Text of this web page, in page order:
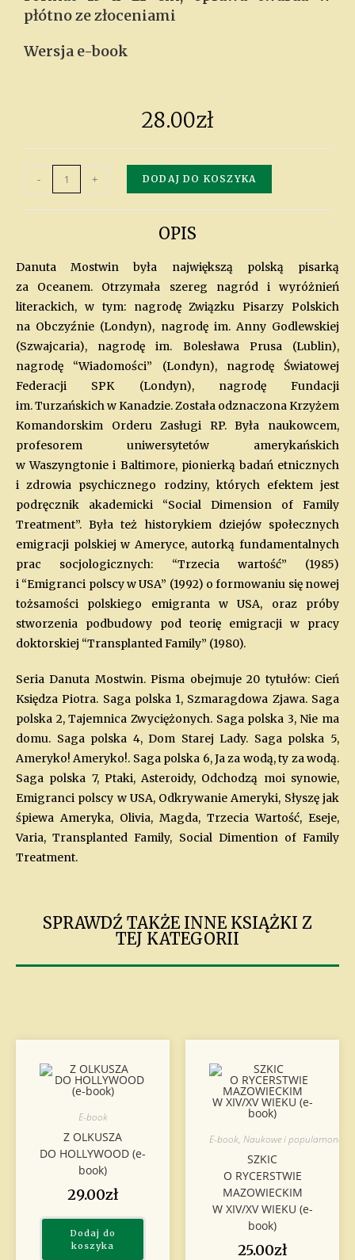
płótno ze złoceniami
Wersja e-book
28.00zł
- + DODAJ DO KOSZYKA
OPIS
Danuta Mostwin była największą polską pisarką
za Oceanem. Otrzymała szereg nagród i wyróżnień
literackich, w tym: nagrodę Związku Pisarzy Polskich
na Obczyźnie (Londyn), nagrodę im. Anny Godlewskiej
(Szwajcaria), nagrodę im. Bolesława Prusa (Lublin),
nagrodę “Wiadomości” (Londyn), nagrodę Światowej
Federacji SPK (Londyn), nagrodę Fundacji
im. Turzańskich w Kanadzie. Została odznaczona Krzyżem
Komandorskim Orderu Zasługi RP. Była naukowcem,
profesorem uniwersytetów amerykańskich
w Waszyngtonie i Baltimore, pionierką badań etnicznych
i zdrowia psychicznego rodziny, których efektem jest
podręcznik akademicki “Social Dimension of Family
Treatment”. Była też historykiem dziejów społecznych
emigracji polskiej w Ameryce, autorką fundamentalnych
prac socjologicznych: “Trzecia wartość” (1985)
i “Emigranci polscy w USA” (1992) o formowaniu się nowej
tożsamości polskiego emigranta w USA, oraz próby
stworzenia podbudowy pod teorię emigracji w pracy
doktorskiej “Transplanted Family” (1980).
Seria Danuta Mostwin. Pisma obejmuje 20 tytułów: Cień
Księdza Piotra. Saga polska 1, Szmaragdowa Zjawa. Saga
polska 2, Tajemnica Zwyciężonych. Saga polska 3, Nie ma
domu. Saga polska 4, Dom Starej Lady. Saga polska 5,
Ameryko! Ameryko!. Saga polska 6, Ja za wodą, ty za wodą.
Saga polska 7, Ptaki, Asteroidy, Odchodzą moi synowie,
Emigranci polscy w USA, Odkrywanie Ameryki, Słyszę jak
śpiewa Ameryka, Olivia, Magda, Trzecia Wartość, Eseje,
Varia, Transplanted Family, Social Dimention of Family
Treatment.
SPRAWDŹ TAKŻE INNE KSIĄŻKI Z
TEJ KATEGORII
E-book
Z OLKUSZA
DO HOLLYWOOD (e-
book)
29.00zł
Dodaj do
koszyka
E-book, Naukowe i
SZKIC
O RYCERSTWIE
MAZOWIECKIM
W XIV/XV WIEKU (e-
book)
25.00zł